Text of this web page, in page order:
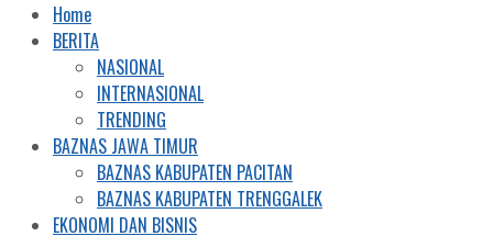
Home
BERITA
NASIONAL
INTERNASIONAL
TRENDING
BAZNAS JAWA TIMUR
BAZNAS KABUPATEN PACITAN
BAZNAS KABUPATEN TRENGGALEK
EKONOMI DAN BISNIS